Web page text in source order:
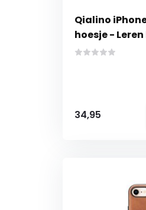
Qialino
hoesje -
34,95